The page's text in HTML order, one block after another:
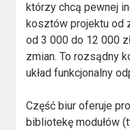
którzy chcą pewnej
kosztów projektu od
od 3 000 do 12 000
zmian. To rozsądny
układ funkcjonalny
Część biur oferuje
bibliotekę modułów